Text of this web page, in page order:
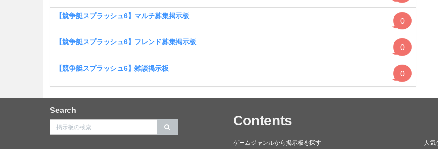
【競争艇スプラッシュ6】マルチ募集掲示板
0
【競争艇スプラッシュ6】フレンド募集掲示板
0
【競争艇スプラッシュ6】雑談掲示板
0
Search
Contents
ゲームジャンルから掲示板を探す 人気